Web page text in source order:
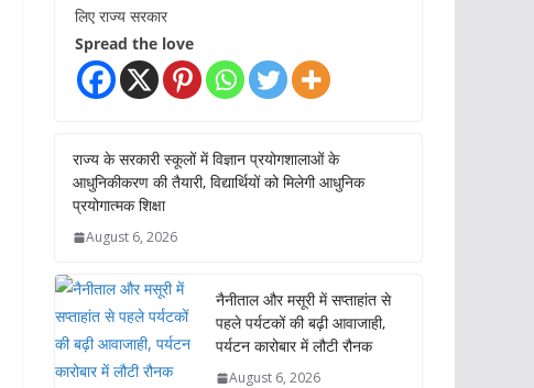
लिए राज्य सरकार
Spread the love
राज्य के सरकारी स्कूलों में विज्ञान प्रयोगशालाओं के
आधुनिकीकरण की तैयारी, विद्यार्थियों को मिलेगी आधुनिक
प्रयोगात्मक शिक्षा
August 6, 2026
नैनीताल और मसूरी में सप्ताहांत से
पहले पर्यटकों की बढ़ी आवाजाही,
पर्यटन कारोबार में लौटी रौनक
August 6, 2026